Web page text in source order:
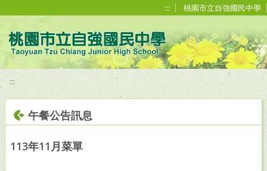
::: 桃園市立自強國民中學
:::
午餐公告訊息
113年11月菜單